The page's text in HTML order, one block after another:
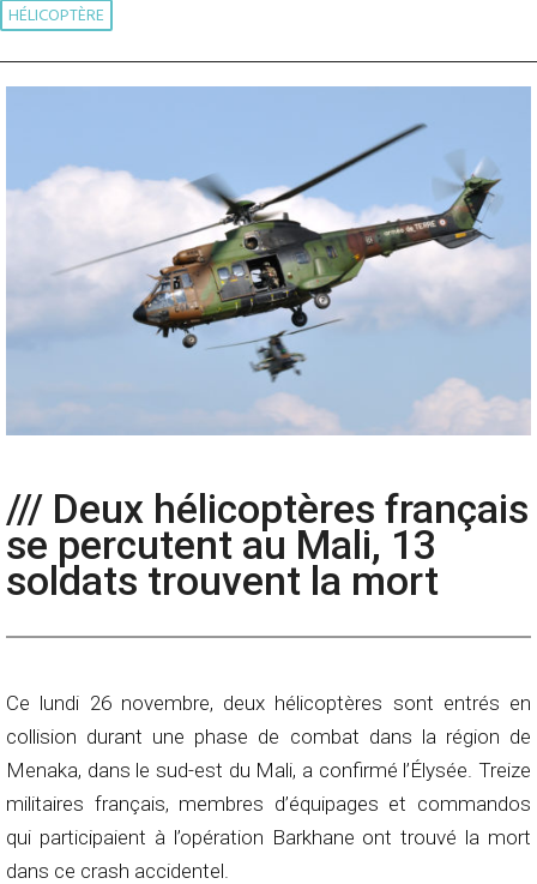
HÉLICOPTÈRE
/// Deux hélicoptères français
se percutent au Mali, 13
soldats trouvent la mort
Ce lundi 26 novembre, deux hélicoptères sont entrés en
collision durant une phase de combat dans la région de
Menaka, dans le sud-est du Mali, a confirmé l’Élysée. Treize
militaires français, membres d’équipages et commandos
qui participaient à l’opération Barkhane ont trouvé la mort
dans ce crash accidentel.